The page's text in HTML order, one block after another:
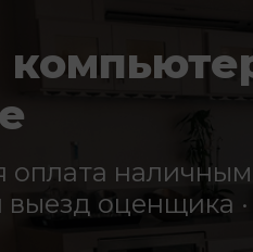
оплата
выезд оценщика